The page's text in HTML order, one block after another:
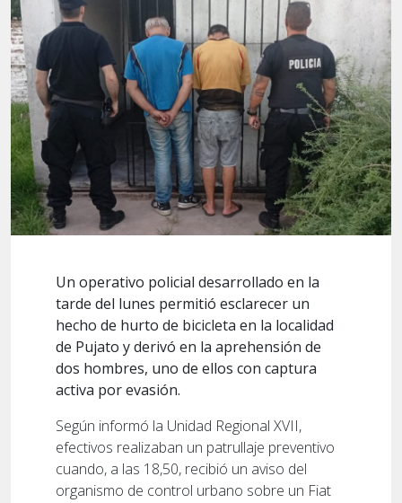
Un operativo policial desarrollado en la
tarde del lunes permitió esclarecer un
hecho de hurto de bicicleta en la localidad
de Pujato y derivó en la aprehensión de
dos hombres, uno de ellos con captura
activa por evasión.
Según informó la Unidad Regional XVII,
efectivos realizaban un patrullaje preventivo
cuando, a las 18,50, recibió un aviso del
organismo de control urbano sobre un Fiat